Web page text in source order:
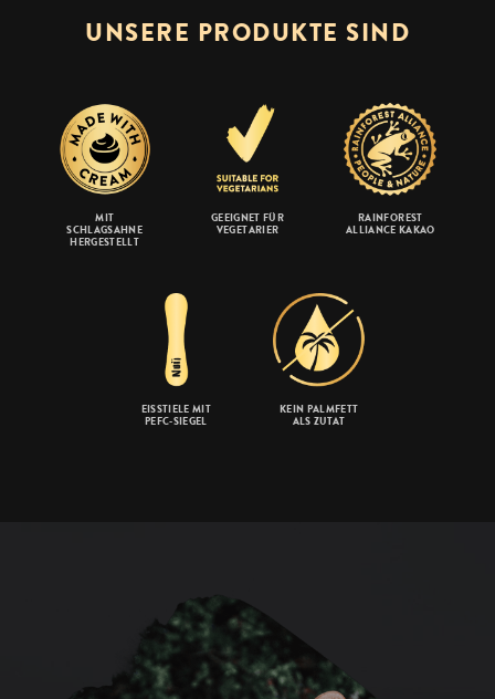
UNSERE PRODUKTE SIND
MIT
SCHLAGSAHNE
HERGESTELLT
GEEIGNET FÜR
VEGETARIER
RAINFOREST
ALLIANCE KAKAO
EISSTIELE MIT
PEFC-SIEGEL
KEIN PALMFETT
ALS ZUTAT